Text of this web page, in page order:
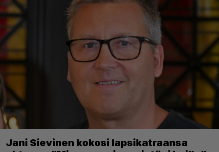
Jani Sievinen kokosi lapsikatraansa